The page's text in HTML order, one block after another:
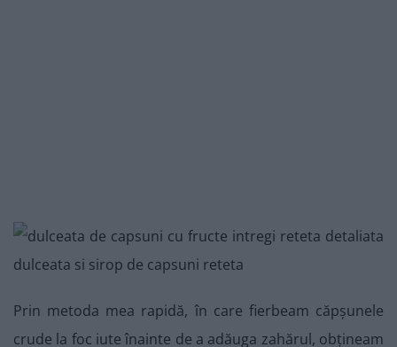
Prin metoda mea rapidă, în care fierbeam căpșunele
crude la foc iute înainte de a adăuga zahărul, obțineam